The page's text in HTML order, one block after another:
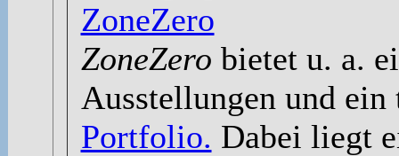
ZoneZero
ZoneZero bietet u. a.
Ausstellungen und ein
Portfolio. Dabei liegt